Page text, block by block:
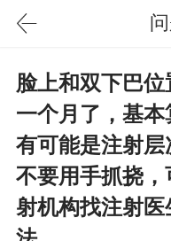
脸上和双下巴
一个月了，基
有可能是注射层
不要用手抓挠
射机构找注射